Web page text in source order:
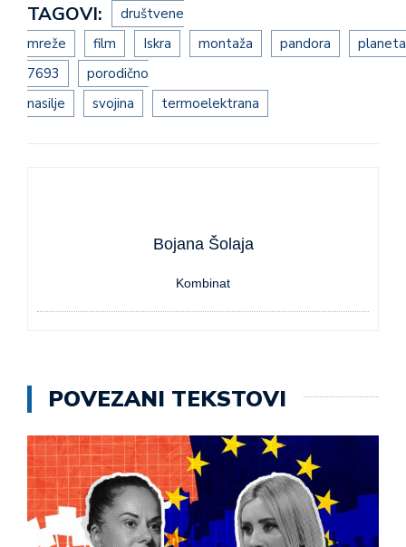
TAGOVI:
društvene
mreže
film Iskra montaža pandora
planeta
7693
porodično
nasilje
svojina termoelektrana
Bojana Šolaja
Kombinat
POVEZANI TEKSTOVI